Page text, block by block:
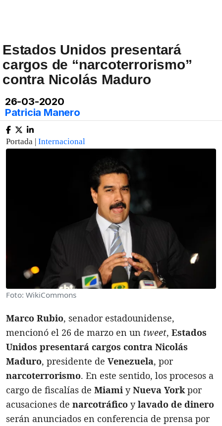
Estados Unidos presentará
cargos de “narcoterrorismo”
contra Nicolás Maduro
26-03-2020
Patricia Manero
Portada | Internacional
Foto: WikiCommons
Marco Rubio, senador estadounidense,
mencionó el 26 de marzo en un tweet, Estados
Unidos presentará cargos contra Nicolás
Maduro, presidente de Venezuela, por
narcoterrorismo. En este sentido, los procesos a
cargo de fiscalías de Miami yNueva York por
acusaciones de narcotráfico ylavado de dinero
serán anunciados en conferencia de prensa por